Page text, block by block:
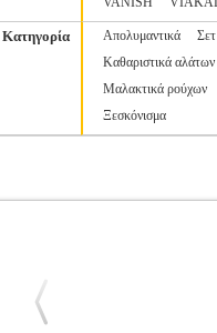
Κατηγορία Απολυμαντικά
Καθαριστικά αλάτων
Μαλακτικά ρούχων
Ξεσκόνισμα